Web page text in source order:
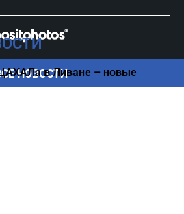
в Ливане – новые
НОВОСТИ
права защищены